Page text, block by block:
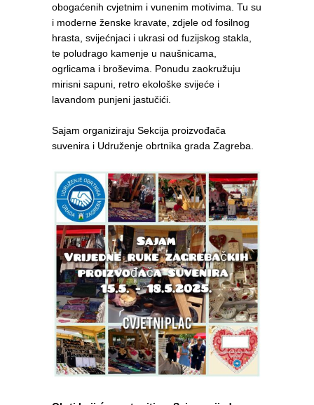
obogaćenih cvjetnim i vunenim motivima. Tu su
i moderne ženske kravate, zdjele od fosilnog
hrasta, svijećnjaci i ukrasi od fuzijskog stakla,
te poludrago kamenje u naušnicama,
ogrlicama i broševima. Ponudu zaokružuju
mirisni sapuni, retro ekološke svijeće i
lavandom punjeni jastučići.
Sajam organiziraju Sekcija proizvođača
suvenira i Udruženje obrtnika grada Zagreba.